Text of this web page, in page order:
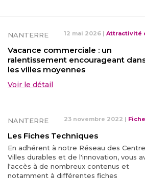
NANTERRE 12 mai 2026 | Attractivité
Vacance commerciale : un
ralentissement encourageant
les villes moyennes
Voir le détail
NANTERRE 23 novembre 2022 |
Les Fiches Techniques
En adhérent à notre Réseau des
Villes durables et de l'innovation, vous
l'accès à de nombreux contenus et
notamment à différentes fiches